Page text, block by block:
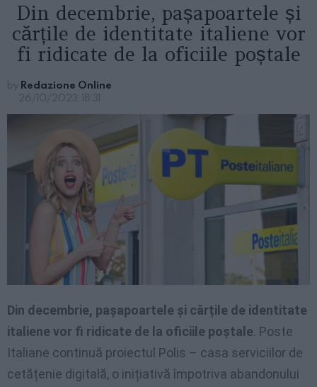
Din decembrie, pașapoartele și
cărțile de identitate italiene vor
fi ridicate de la oficiile poștale
by Redazione Online
26/10/2023, 18:31
Din decembrie, pașapoartele și cărțile de identitate
italiene vor fi ridicate de la oficiile poștale. Poste
Italiane continuă proiectul Polis – casa serviciilor de
cetățenie digitală, o inițiativă împotriva abandonului